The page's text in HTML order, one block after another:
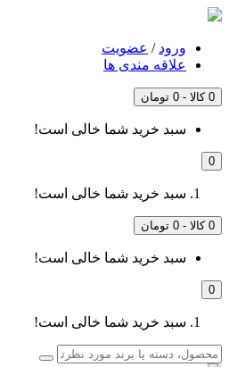
ورود / عضویت
علاقه مندی ها
0 کالا - 0 تومان
سبد خرید شما خالی است!
0
سبد خرید شما خالی است!
0 کالا - 0 تومان
سبد خرید شما خالی است!
0
سبد خرید شما خالی است!